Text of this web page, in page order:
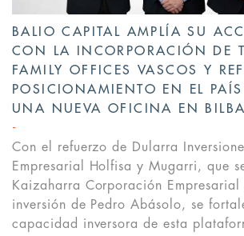
BALIO CAPITAL AMPLÍA SU
CON LA INCORPORACIÓN DE
FAMILY OFFICES VASCOS Y
POSICIONAMIENTO EN EL
UNA NUEVA OFICINA EN
Con el refuerzo de Dularra
Empresarial Holfisa y Mugarri, que
Kaizaharra Corporación
inversión de Pedro Abásolo, se
capacidad inversora de esta